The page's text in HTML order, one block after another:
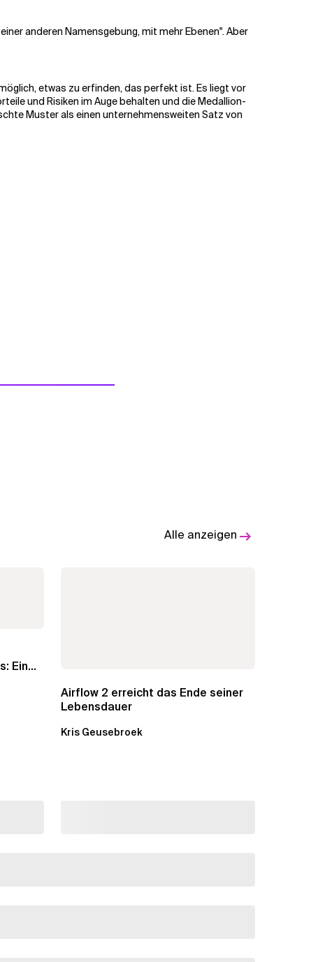
anderen Namensgebung, mit mehr Ebenen". Aber
etwas zu erfinden, das perfekt ist. Es liegt vor
und Risiken im Auge behalten und die Medallion-
Muster als einen unternehmensweiten Satz von
Alle anzeigen
Ein
Airflow 2 erreicht das Ende seiner
Lebensdauer
Kris Geusebroek